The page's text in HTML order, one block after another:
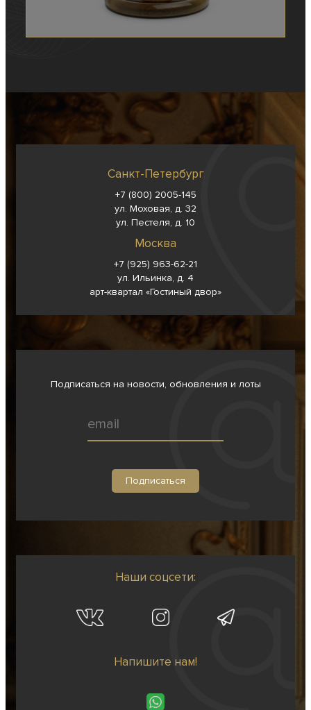
Санкт-Петербург
+7 (800) 2005-145
ул. Моховая, д. 32
ул. Пестеля, д. 10
Москва
+7 (925) 963-62-21
ул. Ильинка, д. 4
арт-квартал «Гостиный двор»
Подписаться на новости, обновления и лоты
Наши соцсети:
Напишите нам!